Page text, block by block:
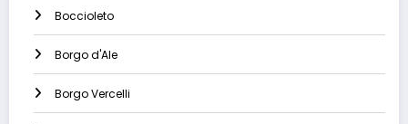
Boccioleto
Borgo d'Ale
Borgo Vercelli